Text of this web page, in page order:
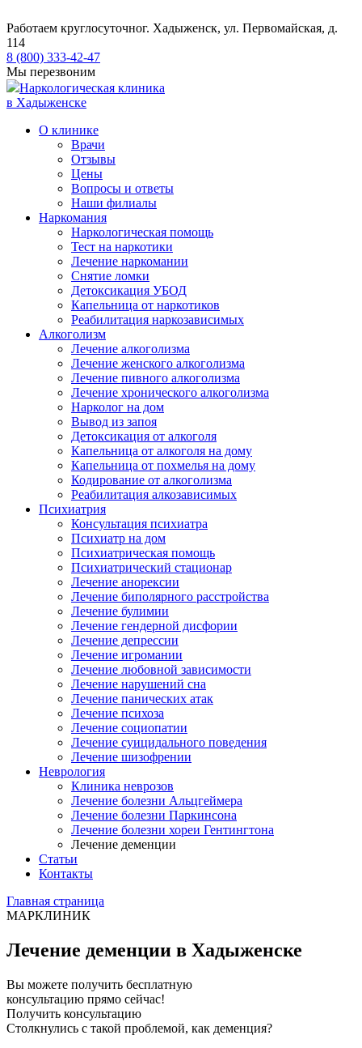
Работаем круглосуточног. Хадыженск, ул. Первомайская, д.
114
8 (800) 333-42-47
Мы перезвоним
Наркологическая клиника
в Хадыженске
О клинике
Врачи
Отзывы
Цены
Вопросы и ответы
Наши филиалы
Наркомания
Наркологическая помощь
Тест на наркотики
Лечение наркомании
Снятие ломки
​​Детоксикация УБОД
Капельница от наркотиков
Реабилитация наркозависимых
Алкоголизм
Лечение алкоголизма
Лечение женского алкоголизма
Лечение пивного алкоголизма
Лечение хронического алкоголизма
Нарколог на дом
Вывод из запоя
Детоксикация от алкоголя
Капельница от алкоголя на дому
Капельница от похмелья на дому
Кодирование от алкоголизма
Реабилитация алкозависимых
Психиатрия
Консультация психиатра
Психиатр на дом
Психиатрическая помощь
Психиатрический стационар
Лечение анорексии
Лечение биполярного расстройства
Лечение булимии
Лечение гендерной дисфории
Лечение депрессии
Лечение игромании
Лечение любовной зависимости
Лечение нарушений сна
Лечение панических атак
Лечение психоза
Лечение социопатии
Лечение суицидального поведения
Лечение шизофрении
Неврология
Клиника неврозов
Лечение болезни Альцгеймера
Лечение болезни Паркинсона
Лечение болезни хореи Гентингтона
Лечение деменции
Статьи
Контакты
Главная страница
МАРКЛИНИК
Лечение деменции в Хадыженске
Вы можете получить бесплатную
консультацию прямо сейчас!
Получить консультацию
Столкнулись с такой проблемой, как деменция?